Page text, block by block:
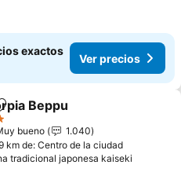
exactos
Ver precios
a favoritos
Beppu
bueno
1.040
km de: Centro de la ciudad
tradicional japonesa kaiseki